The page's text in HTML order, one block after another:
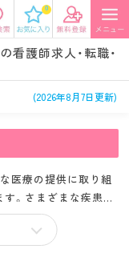
0
の看護師求人・転職・
(2026年8月7日更新)
医療の提供に取り組
。さまざまな疾患に
を整えておられま
ど
条件